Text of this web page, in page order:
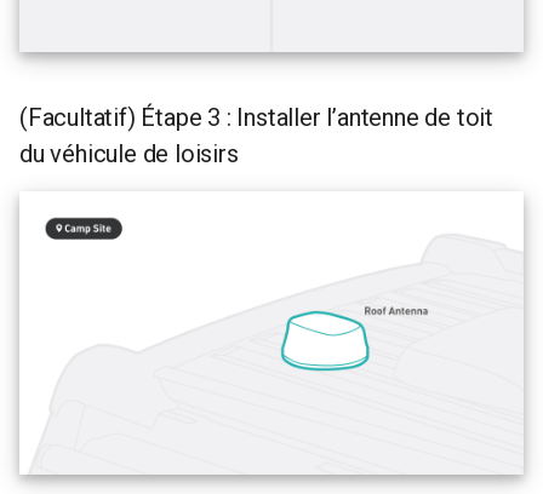
(Facultatif) Étape 3 : Installer l’antenne de toit
du véhicule de loisirs